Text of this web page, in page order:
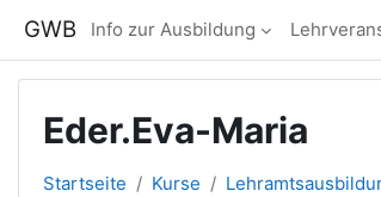
GWB Info zur Ausbildung
Eder.Eva-Maria
Startseite Kurse